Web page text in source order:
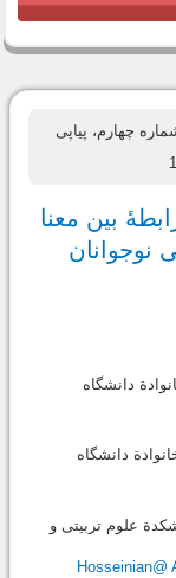
جلد هجدهم، شماره چهارم، پیاپی
بین معنا
نوجوانان
دانشگاه
دانشگاه
علوم تربیتی و
Hosseinian@